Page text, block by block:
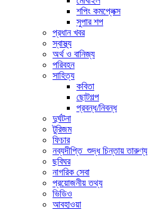
শপিং কমপ্লেক্স
সুপার শপ
প্রধান খবর
স্বাস্থ্য
অর্থ ও বানিজ্য
পরিবহন
সাহিত্য
কবিতা
ছোটগল্প
প্রবন্ধ/নিবন্ধ
দুর্ঘটনা
টুরিজম
ফিচার
নব্যদীপ্তি_শুদ্ধ চিন্তায় তারুণ্য
ছবিঘর
নাগরিক সেবা
প্রয়োজনীয় তথ্য
ভিডিও
আবহাওয়া